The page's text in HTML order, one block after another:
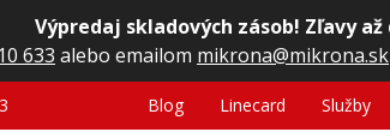
Výpredaj skladových zásob! Zľavy až
633 alebo emailom mikrona@mikrona.sk
Blog Linecard Služby